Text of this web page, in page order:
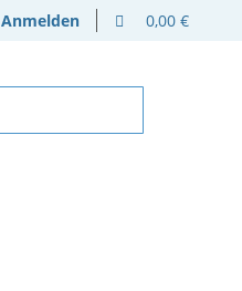
Anmelden 0,00 €